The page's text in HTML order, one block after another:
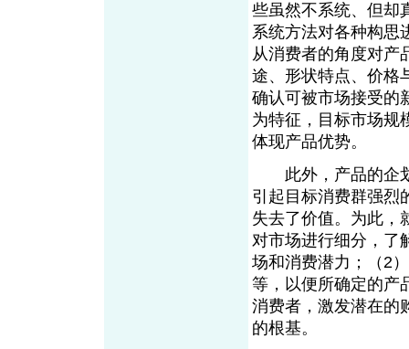
些虽然不系统、但却
系统方法对各种构思
从消费者的角度对产
途、形状特点、价格
确认可被市场接受的
为特征，目标市场规
体现产品优势。
此外，产品的企划
引起目标消费群强烈
失去了价值。为此，
对市场进行细分，了
场和消费潜力；（2
等，以便所确定的产
消费者，激发潜在的
的根基。